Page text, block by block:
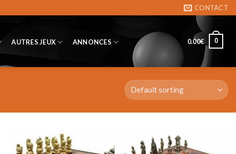
CONTACT
AUTRES JEUX ANNONCES 0.00€ 0